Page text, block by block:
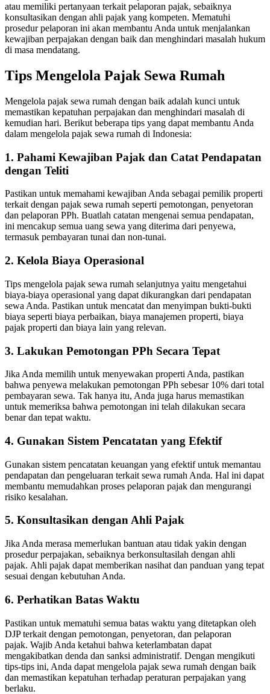
atau memiliki pertanyaan terkait pelaporan pajak, sebaiknya
konsultasikan dengan ahli pajak yang kompeten. Mematuhi
prosedur pelaporan ini akan membantu Anda untuk menjalankan
kewajiban perpajakan dengan baik dan menghindari masalah hukum
di masa mendatang.
Tips Mengelola Pajak Sewa Rumah
Mengelola pajak sewa rumah dengan baik adalah kunci untuk
memastikan kepatuhan perpajakan dan menghindari masalah di
kemudian hari. Berikut beberapa tips yang dapat membantu Anda
dalam mengelola pajak sewa rumah di Indonesia:
1. Pahami Kewajiban Pajak dan Catat Pendapatan
dengan Teliti
Pastikan untuk memahami kewajiban Anda sebagai pemilik properti
terkait dengan pajak sewa rumah seperti pemotongan, penyetoran
dan pelaporan PPh. Buatlah catatan mengenai semua pendapatan,
ini mencakup semua uang sewa yang diterima dari penyewa,
termasuk pembayaran tunai dan non-tunai.
2. Kelola Biaya Operasional
Tips mengelola pajak sewa rumah selanjutnya yaitu mengetahui
biaya-biaya operasional yang dapat dikurangkan dari pendapatan
sewa Anda. Pastikan untuk mencatat dan menyimpan bukti-bukti
biaya seperti biaya perbaikan, biaya manajemen properti, biaya
pajak properti dan biaya lain yang relevan.
3. Lakukan Pemotongan PPh Secara Tepat
Jika Anda memilih untuk menyewakan properti Anda, pastikan
bahwa penyewa melakukan pemotongan PPh sebesar 10% dari total
pembayaran sewa. Tak hanya itu, Anda juga harus memastikan
untuk memeriksa bahwa pemotongan ini telah dilakukan secara
benar dan tepat waktu.
4. Gunakan Sistem Pencatatan yang Efektif
Gunakan sistem pencatatan keuangan yang efektif untuk memantau
pendapatan dan pengeluaran terkait sewa rumah Anda. Hal ini dapat
membantu memudahkan proses pelaporan pajak dan mengurangi
risiko kesalahan.
5. Konsultasikan dengan Ahli Pajak
Jika Anda merasa memerlukan bantuan atau tidak yakin dengan
prosedur perpajakan, sebaiknya berkonsultasilah dengan ahli
pajak. Ahli pajak dapat memberikan nasihat dan panduan yang tepat
sesuai dengan kebutuhan Anda.
6. Perhatikan Batas Waktu
Pastikan untuk mematuhi semua batas waktu yang ditetapkan oleh
DJP terkait dengan pemotongan, penyetoran, dan pelaporan
pajak. Wajib Anda ketahui bahwa keterlambatan dapat
mengakibatkan denda dan sanksi administratif. Dengan mengikuti
tips-tips ini, Anda dapat mengelola pajak sewa rumah dengan baik
dan memastikan kepatuhan terhadap peraturan perpajakan yang
berlaku.